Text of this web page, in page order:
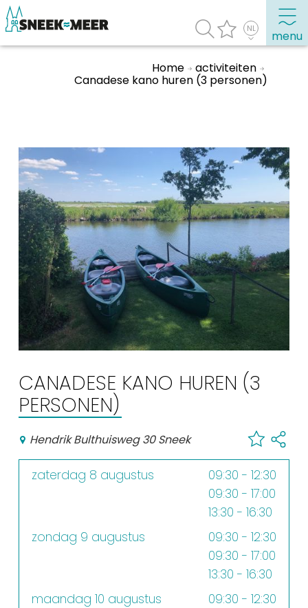
menu
Toeristische informatie
Bezienswaardigheden
Winkelen, uitgaan en doen
Eten, drinken & uitgaan
Watersport
Overnachten
Winkelen
En meer
Arrangementen
Jouw Sneek
De Friese meren
Other languages
UITagenda
Top 10 leuke dingen
Home activiteiten
Canadese kano huren (3 personen)
CANADESE KANO HUREN (3
PERSONEN)
Hendrik Bulthuisweg 30 Sneek
zaterdag 8 augustus
09:30 - 12:30
09:30 - 17:00
13:30 - 16:30
zondag 9 augustus
09:30 - 12:30
09:30 - 17:00
13:30 - 16:30
maandag 10 augustus
09:30 - 12:30